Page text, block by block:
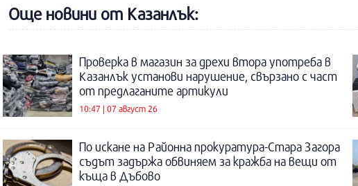
Още новини от Казанлък:
Проверка в магазин за дрехи втора употреба в
Казанлък установи нарушение, свързано с част
от предлаганите артикули
10:47 | 07 август 26
По искане на Районна прокуратура-Стара Загора
съдът задържа обвиняем за кражба на вещи от
къща в Дъбово